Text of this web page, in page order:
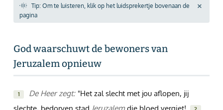
Help
Tip: Om te luisteren, klik op het luidsprekertje bovenaan de
pagina
God waarschuwt de bewoners van
Jeruzalem opnieuw
1 De Heer zegt: "Het zal slecht met jou aflopen, jij